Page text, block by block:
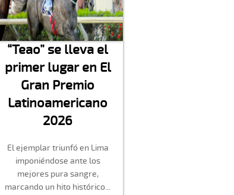
“Teao” se lleva el
primer lugar en El
Gran Premio
Latinoamericano
2026
El ejemplar triunfó en Lima
imponiéndose ante los
mejores pura sangre,
marcando un hito histórico...